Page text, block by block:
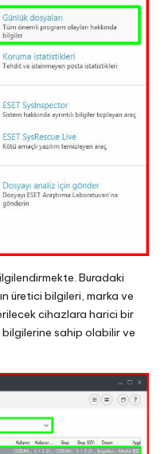
Buradaki
üretici bilgileri, marka ve
cihazlara harici bir
sahip olabilir ve